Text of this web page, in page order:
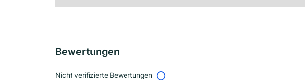
Bewertungen
Nicht verifizierte Bewertungen